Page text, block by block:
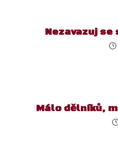
Nezavazuj
Málo dělníků,